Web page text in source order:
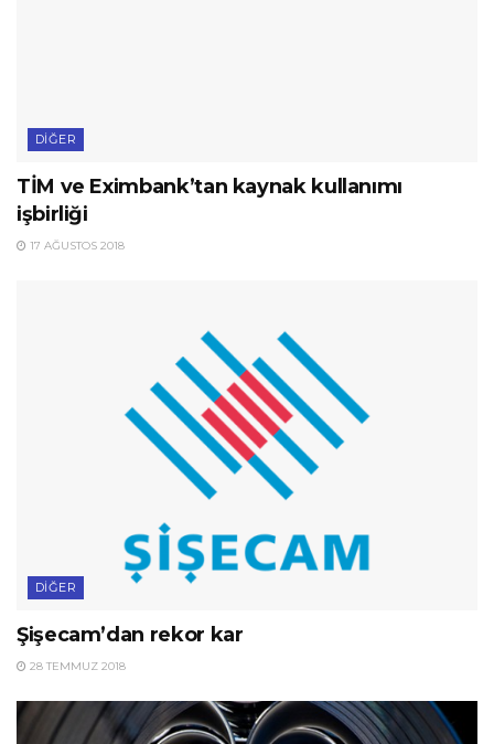
DIĞER
TİM ve Eximbank’tan kaynak kullanımı
işbirliği
17 AĞUSTOS 2018
DIĞER
Şişecam’dan rekor kar
28 TEMMUZ 2018